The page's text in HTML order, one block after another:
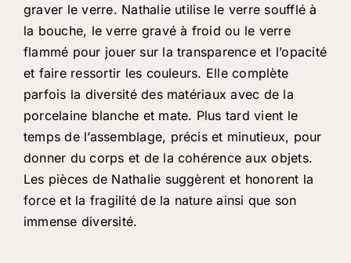
graver le verre. Nathalie utilise le verre soufflé à
la bouche, le verre gravé à froid ou le verre
flammé pour jouer sur la transparence et l’opacité
et faire ressortir les couleurs. Elle complète
parfois la diversité des matériaux avec de la
porcelaine blanche et mate. Plus tard vient le
temps de l’assemblage, précis et minutieux, pour
donner du corps et de la cohérence aux objets.
Les pièces de Nathalie suggèrent et honorent la
force et la fragilité de la nature ainsi que son
immense diversité.